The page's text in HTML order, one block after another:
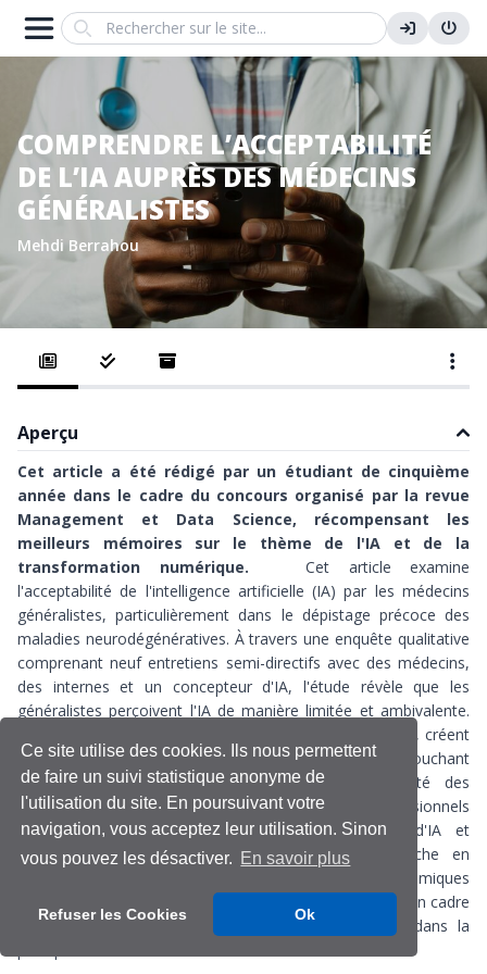
Ce site utilise des cookies. Ils nous permettent
de faire un suivi statistique anonyme de
l'utilisation du site. En poursuivant votre
navigation, vous acceptez leur utilisation. Sinon
vous pouvez les désactiver. En savoir plus
Refuser les Cookies Ok
Search
COMPRENDRE L’ACCEPTABILITÉ
DE L’IA AUPRÈS DES MÉDECINS
GÉNÉRALISTES
Mehdi Berrahou
Aperçu
Cet article a été rédigé par un étudiant de cinquième
année dans le cadre du concours organisé par la revue
Management et Data Science, récompensant les
meilleurs mémoires sur le thème de l'IA et de la
transformation numérique.
Cet article examine
l'acceptabilité de l'intelligence artificielle (IA) par les médecins
généralistes, particulièrement dans le dépistage précoce des
maladies neurodégénératives. À travers une enquête qualitative
comprenant neuf entretiens semi-directifs avec des médecins,
des internes et un concepteur d'IA, l'étude révèle que les
généralistes perçoivent l'IA de manière limitée et ambivalente.
Les affordances perçues, à la fois positives et négatives, créent
des contradictions influençant son acceptabilité, touchant
principalement l'identité professionnelle et l'efficacité des
pratiques. L'étude recommande d'impliquer les professionnels
de santé dans le développement des solutions d'IA et
d'améliorer leur formation technique. Cette recherche en
sciences de gestion enrichit la compréhension des dynamiques
d’acceptabilité de l’IA en médecine générale et propose un cadre
théorique original pour analyser l’intégration de l’IA dans la